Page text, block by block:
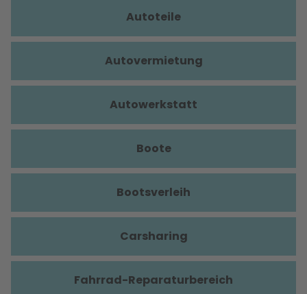
Autoteile
Autovermietung
Autowerkstatt
Boote
Bootsverleih
Carsharing
Fahrrad-Reparaturbereich